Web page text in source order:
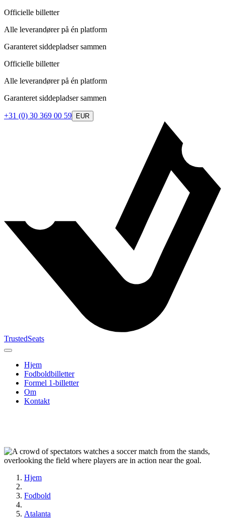
Officielle billetter
Alle leverandører på én platform
Garanteret siddepladser sammen
Officielle billetter
Alle leverandører på én platform
Garanteret siddepladser sammen
+31 (0) 30 369 00 59 EUR
TrustedSeats
Hjem
Fodboldbilletter
Formel 1-billetter
Om
Kontakt
Hjem
Fodbold
Atalanta